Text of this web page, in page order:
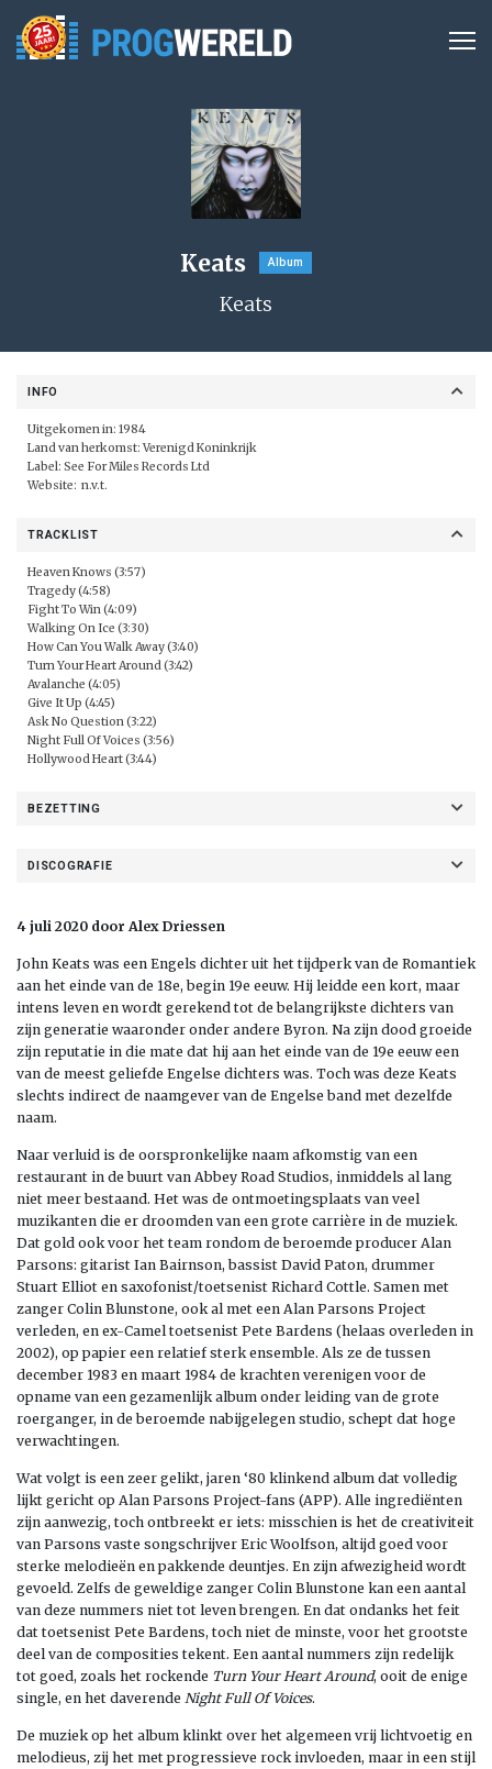
Keats Album
Keats
INFO
Uitgekomen in: 1984
Land van herkomst: Verenigd Koninkrijk
Label: See For Miles Records Ltd
Website: n.v.t.
TRACKLIST
Heaven Knows (3:57)
Tragedy (4:58)
Fight To Win (4:09)
Walking On Ice (3:30)
How Can You Walk Away (3:40)
Turn Your Heart Around (3:42)
Avalanche (4:05)
Give It Up (4:45)
Ask No Question (3:22)
Night Full Of Voices (3:56)
Hollywood Heart (3:44)
BEZETTING
DISCOGRAFIE
4 juli 2020 door Alex Driessen
John Keats was een Engels dichter uit het tijdperk van de Romantiek
aan het einde van de 18e, begin 19e eeuw. Hij leidde een kort, maar
intens leven en wordt gerekend tot de belangrijkste dichters van
zijn generatie waaronder onder andere Byron. Na zijn dood groeide
zijn reputatie in die mate dat hij aan het einde van de 19e eeuw een
van de meest geliefde Engelse dichters was. Toch was deze Keats
slechts indirect de naamgever van de Engelse band met dezelfde
naam.
Naar verluid is de oorspronkelijke naam afkomstig van een
restaurant in de buurt van Abbey Road Studios, inmiddels al lang
niet meer bestaand. Het was de ontmoetingsplaats van veel
muzikanten die er droomden van een grote carrière in de muziek.
Dat gold ook voor het team rondom de beroemde producer Alan
Parsons: gitarist Ian Bairnson, bassist David Paton, drummer
Stuart Elliot en saxofonist/toetsenist Richard Cottle. Samen met
zanger Colin Blunstone, ook al met een Alan Parsons Project
verleden, en ex-Camel toetsenist Pete Bardens (helaas overleden in
2002), op papier een relatief sterk ensemble. Als ze de tussen
december 1983 en maart 1984 de krachten verenigen voor de
opname van een gezamenlijk album onder leiding van de grote
roerganger, in de beroemde nabijgelegen studio, schept dat hoge
verwachtingen.
Wat volgt is een zeer gelikt, jaren ‘80 klinkend album dat volledig
lijkt gericht op Alan Parsons Project-fans (APP). Alle ingrediënten
zijn aanwezig, toch ontbreekt er iets: misschien is het de creativiteit
van Parsons vaste songschrijver Eric Woolfson, altijd goed voor
sterke melodieën en pakkende deuntjes. En zijn afwezigheid wordt
gevoeld. Zelfs de geweldige zanger Colin Blunstone kan een aantal
van deze nummers niet tot leven brengen. En dat ondanks het feit
dat toetsenist Pete Bardens, toch niet de minste, voor het grootste
deel van de composities tekent. Een aantal nummers zijn redelijk
tot goed, zoals het rockende Turn Your Heart Around, ooit de enige
single, en het daverende Night Full Of Voices.
De muziek op het album klinkt over het algemeen vrij lichtvoetig en
melodieus, zij het met progressieve rock invloeden, maar in een stijl